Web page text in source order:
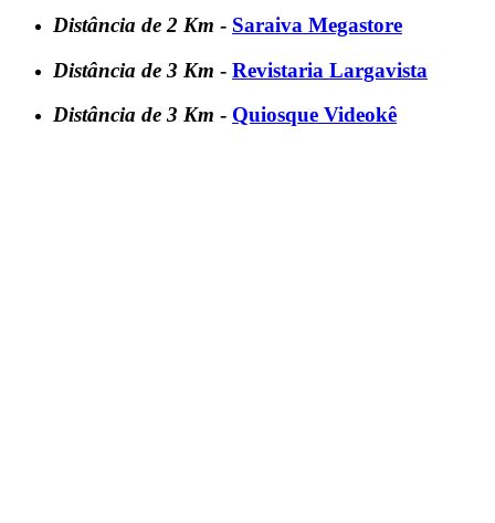
Distância de 2 Km - Saraiva Megastore
Distância de 3 Km - Revistaria Largavista
Distância de 3 Km - Quiosque Videokê